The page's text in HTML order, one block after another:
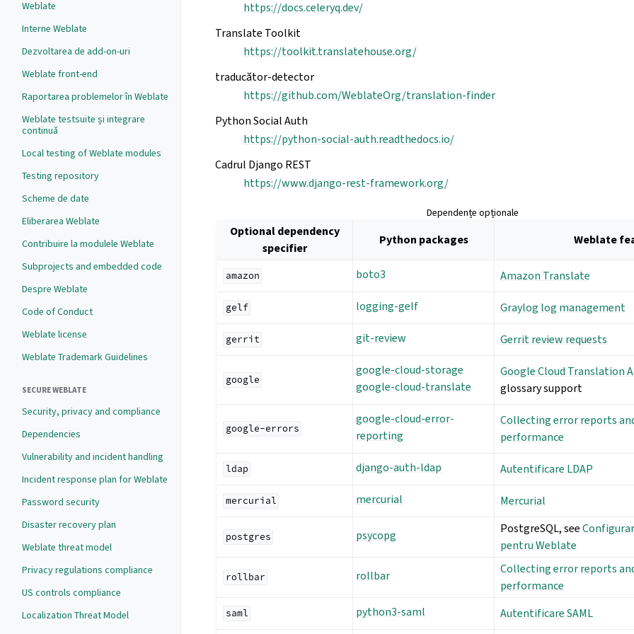
Weblate
Interne Weblate
Dezvoltarea de add-on-uri
Weblate front-end
Raportarea problemelor în Weblate
Weblate testsuite și integrare
continuă
Local testing of Weblate modules
Testing repository
Scheme de date
Eliberarea Weblate
Contribuire la modulele Weblate
Subprojects and embedded code
Despre Weblate
Code of Conduct
Weblate license
Weblate Trademark Guidelines
SECURE WEBLATE
Security, privacy and compliance
Dependencies
Vulnerability and incident handling
Incident response plan for Weblate
Password security
Disaster recovery plan
Weblate threat model
Privacy regulations compliance
US controls compliance
Localization Threat Model
https://docs.celeryq.dev/
Translate Toolkit
https://toolkit.translatehouse.org/
traducător-detector
https://github.com/WeblateOrg/translation-finder
Python Social Auth
https://python-social-auth.readthedocs.io/
Cadrul Django REST
https://www.django-rest-framework.org/
Dependențe opționale
Optional dependency
specifier
Python packages Weblate
amazon boto3 Amazon Translate
gelf logging-gelf Graylog log management
gerrit git-review Gerrit review requests
google
google-cloud-storage
google-cloud-translate
Google Cloud Translation
glossary support
google-errors
google-cloud-error-
reporting
Collecting error reports
performance
ldap django-auth-ldap Autentificare LDAP
mercurial mercurial Mercurial
postgres psycopg PostgreSQL, see
pentru Weblate
rollbar rollbar
Collecting error reports
performance
saml python3-saml Autentificare SAML